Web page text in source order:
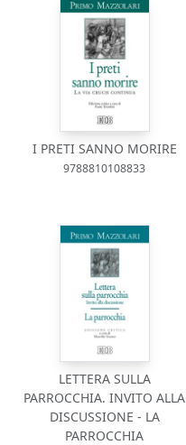
I PRETI SANNO MORIRE
9788810108833
LETTERA SULLA
PARROCCHIA. INVITO ALLA
DISCUSSIONE - LA
PARROCCHIA